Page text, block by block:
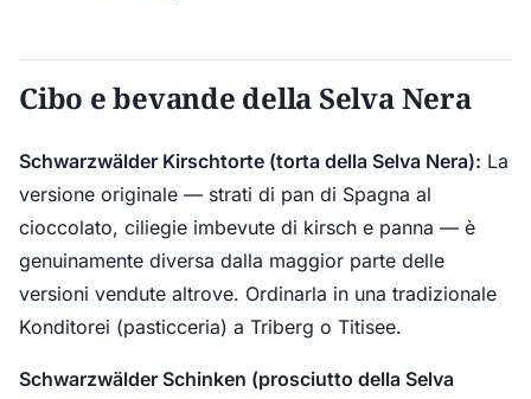
Cibo e bevande della Selva Nera
Schwarzwälder Kirschtorte (torta della Selva Nera): La
versione originale — strati di pan di Spagna al
cioccolato, ciliegie imbevute di kirsch e panna — è
genuinamente diversa dalla maggior parte delle
versioni vendute altrove. Ordinarla in una tradizionale
Konditorei (pasticceria) a Triberg o Titisee.
Schwarzwälder Schinken (prosciutto della Selva